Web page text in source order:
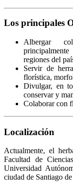
Los principales
Albergar
regiones del
Servir de
florística,
Divulgar, en
conservar y
Colaborar con
Localización
Actualmente, el
Facultad de
Universidad
ciudad de Santiago